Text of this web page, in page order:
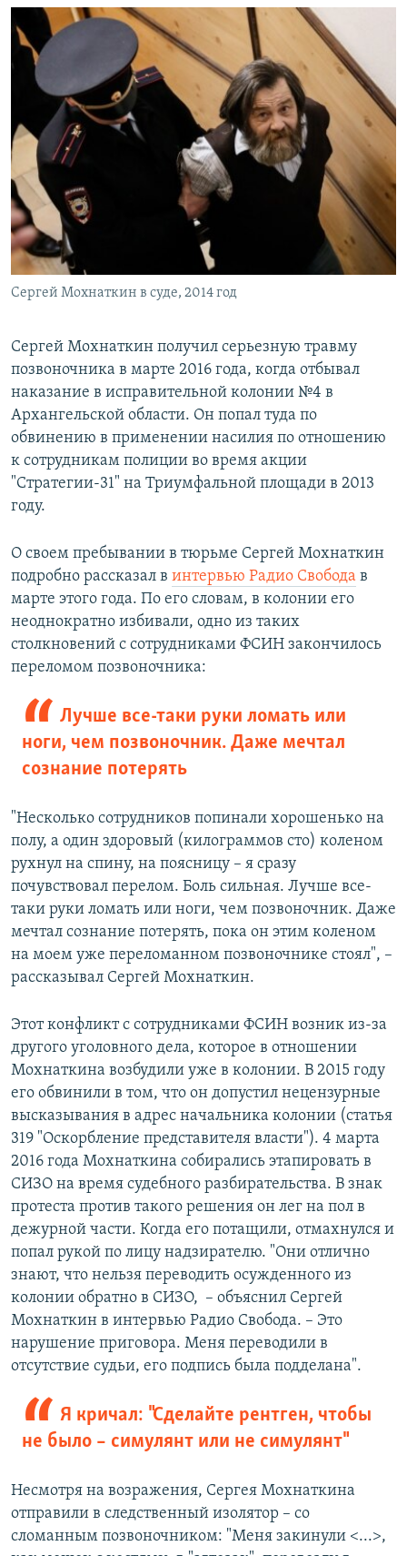
Сергей Мохнаткин в суде, 2014 год
Сергей Мохнаткин получил серьезную травму
позвоночника в марте 2016 года, когда отбывал
наказание в исправительной колонии №4 в
Архангельской области. Он попал туда по
обвинению в применении насилия по отношению
к сотрудникам полиции во время акции
"Стратегии-31" на Триумфальной площади в 2013
году.
О своем пребывании в тюрьме Сергей Мохнаткин
подробно рассказал в интервью Радио Свобода в
марте этого года. По его словам, в колонии его
неоднократно избивали, одно из таких
столкновений с сотрудниками ФСИН закончилось
переломом позвоночника:
Лучше все-таки руки ломать или
ноги, чем позвоночник. Даже мечтал
сознание потерять
"Несколько сотрудников попинали хорошенько на
полу, а один здоровый (килограммов сто) коленом
рухнул на спину, на поясницу – я сразу
почувствовал перелом. Боль сильная. Лучше все-
таки руки ломать или ноги, чем позвоночник. Даже
мечтал сознание потерять, пока он этим коленом
на моем уже переломанном позвоночнике стоял", ­–
рассказывал Сергей Мохнаткин.
Этот конфликт с сотрудниками ФСИН возник из-за
другого уголовного дела, которое в отношении
Мохнаткина возбудили уже в колонии. В 2015 году
его обвинили в том, что он допустил нецензурные
высказывания в адрес начальника колонии (статья
319 "Оскорбление представителя власти"). 4 марта
2016 года Мохнаткина собирались этапировать в
СИЗО на время судебного разбирательства. В знак
протеста против такого решения он лег на пол в
дежурной части. Когда его потащили, отмахнулся и
попал рукой по лицу надзирателю. "Они отлично
знают, что нельзя переводить осужденного из
колонии обратно в СИЗО, ­ – объяснил Сергей
Мохнаткин в интервью Радио Свобода. – Это
нарушение приговора. Меня переводили в
отсутствие судьи, его подпись была подделана".
Я кричал: "Сделайте рентген, чтобы
не было – симулянт или не симулянт"
Несмотря на возражения, Сергея Мохнаткина
отправили в следственный изолятор – со
сломанным позвоночником: "Меня закинули <...>,